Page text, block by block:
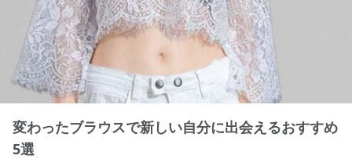
変わったブラウスで新しい自分に出会えるおすすめ
5選